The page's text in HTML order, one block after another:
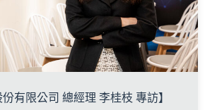
份有限公司 總經理 李桂枝 專訪】